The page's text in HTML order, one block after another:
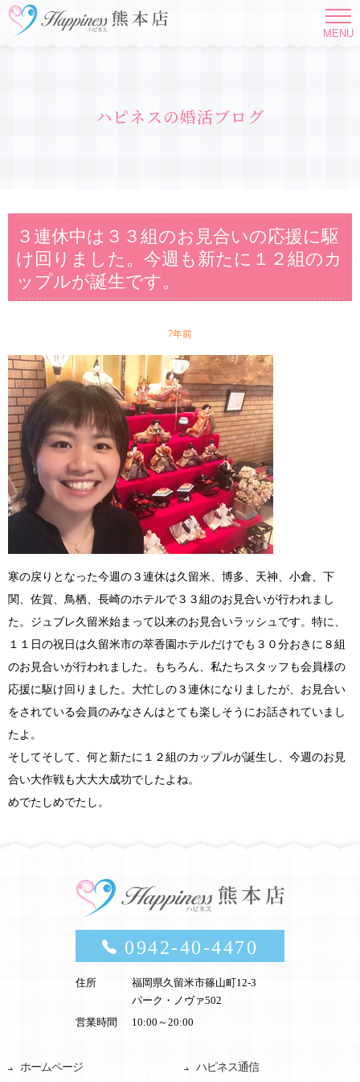
MENU
ハピネスの婚活ブログ
３連休中は３３組のお見合いの応援に駆
け回りました。今週も新たに１２組のカ
ップルが誕生です。
7年前
寒の戻りとなった今週の３連休は久留米、博多、天神、小倉、下
関、佐賀、鳥栖、長崎のホテルで３３組のお見合いが行われまし
た。ジュブレ久留米始まって以来のお見合いラッシュです。特に、
１１日の祝日は久留米市の萃香園ホテルだけでも３０分おきに８組
のお見合いが行われました。もちろん、私たちスタッフも会員様の
応援に駆け回りました。大忙しの３連休になりましたが、お見合い
をされている会員のみなさんはとても楽しそうにお話されていまし
たよ。
そしてそして、何と新たに１２組のカップルが誕生し、今週のお見
合い大作戦も大大大成功でしたよね。
めでたしめでたし。
0942-40-4470
住所
福岡県久留米市篠山町12-3
パーク・ノヴァ502
営業時間
10:00～20:00
ホームページ ハピネス通信